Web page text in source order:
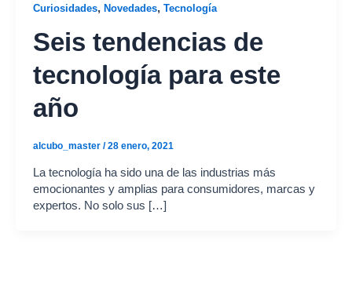
Curiosidades, Novedades, Tecnología
Seis tendencias de
tecnología para este
año
alcubo_master /28 enero, 2021
La tecnología ha sido una de las industrias más
emocionantes y amplias para consumidores, marcas y
expertos. No solo sus […]